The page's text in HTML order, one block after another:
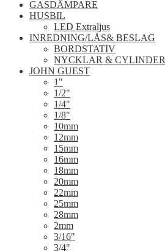
GASDÄMPARE
HUSBIL
LED Extraljus
INREDNING/LÅS& BESLAG
BORDSTATIV
NYCKLAR & CYLINDER
JOHN GUEST
1"
1/2"
1/4"
1/8"
10mm
12mm
15mm
16mm
18mm
20mm
22mm
25mm
28mm
2mm
3/16"
3/4"